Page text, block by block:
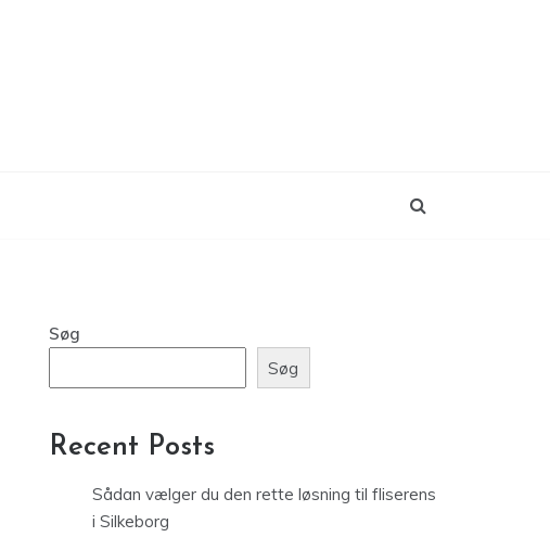
Søg
Søg
Recent Posts
Sådan vælger du den rette løsning til fliserens
i Silkeborg